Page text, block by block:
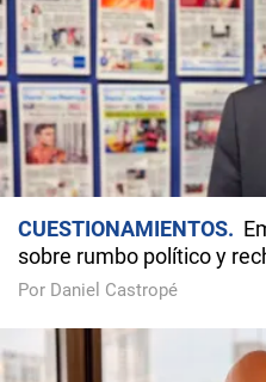
CUESTIONAMIENTOS
sobre rumbo político y
Por Daniel Castropé